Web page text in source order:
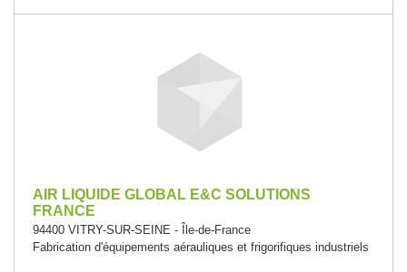
AIR LIQUIDE GLOBAL E&C SOLUTIONS
FRANCE
94400 VITRY-SUR-SEINE - Île-de-France
Fabrication d'équipements aérauliques et frigorifiques industriels